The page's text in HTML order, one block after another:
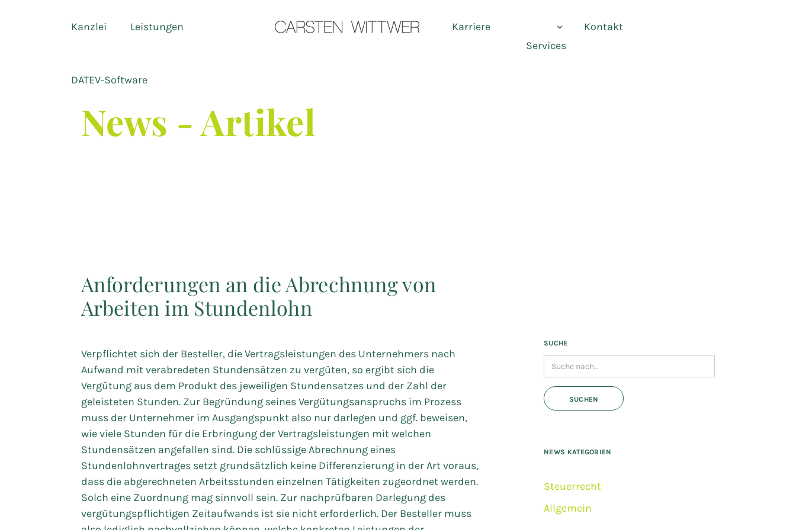
Kanzlei Leistungen
DATEV-Software
Karriere
Services
Kontakt
News - Artikel
Anforderungen an die Abrechnung von
Arbeiten im Stundenlohn
Verpflichtet sich der Besteller, die Vertragsleistungen des Unternehmers nach
Aufwand mit verabredeten Stundensätzen zu vergüten, so ergibt sich die
Vergütung aus dem Produkt des jeweiligen Stundensatzes und der Zahl der
geleisteten Stunden. Zur Begründung seines Vergütungsanspruchs im Prozess
muss der Unternehmer im Ausgangspunkt also nur darlegen und ggf. beweisen,
wie viele Stunden für die Erbringung der Vertragsleistungen mit welchen
Stundensätzen angefallen sind. Die schlüssige Abrechnung eines
Stundenlohnvertrages setzt grundsätzlich keine Differenzierung in der Art voraus,
dass die abgerechneten Arbeitsstunden einzelnen Tätigkeiten zugeordnet werden.
Solch eine Zuordnung mag sinnvoll sein. Zur nachprüfbaren Darlegung des
vergütungspflichtigen Zeitaufwands ist sie nicht erforderlich. Der Besteller muss
SUCHE
NEWS KATEGORIEN
Steuerrecht
Allgemein